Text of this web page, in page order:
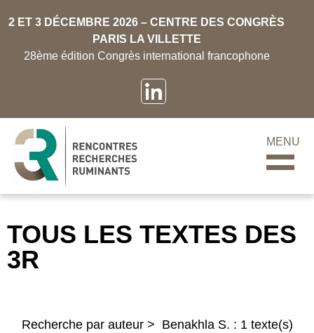
2 ET 3 DÉCEMBRE 2026 – CENTRE DES CONGRÈS
PARIS LA VILLETTE
28ème édition Congrès international francophone
MENU
TOUS LES TEXTES DES
3R
Recherche par auteur > Benakhla S. : 1 texte(s)